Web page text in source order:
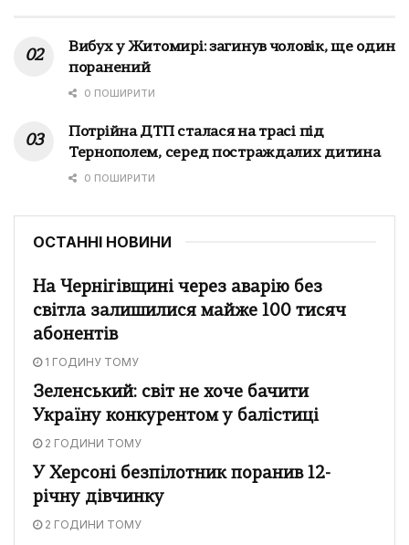
Вибух у Житомирі: загинув чоловік, ще один
поранений
0 ПОШИРИТИ
Потрійна ДТП сталася на трасі під
Тернополем, серед постраждалих дитина
0 ПОШИРИТИ
ОСТАННІ НОВИНИ
На Чернігівщині через аварію без
світла залишилися майже 100 тисяч
абонентів
1 ГОДИНУ ТОМУ
Зеленський: світ не хоче бачити
Україну конкурентом у балістиці
2 ГОДИНИ ТОМУ
У Херсоні безпілотник поранив 12-
річну дівчинку
2 ГОДИНИ ТОМУ